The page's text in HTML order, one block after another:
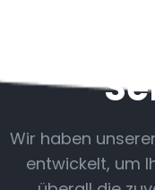
Wir haben
entwickelt, um